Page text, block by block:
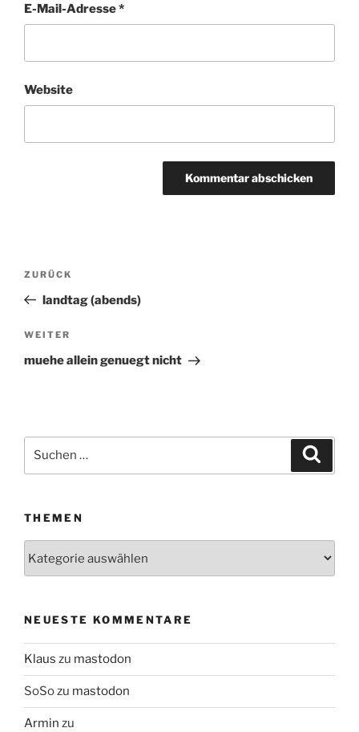
E-Mail-Adresse*
Website
Beitragsnavigation
Vorheriger
Beitrag
ZURÜCK
landtag (abends)
Nächster
Beitrag
WEITER
muehe allein genuegt nicht
Suchen
THEMEN
NEUESTE KOMMENTARE
Klaus zu mastodon
SoSozu mastodon
Armin zu